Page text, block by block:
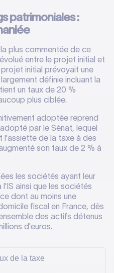
patrimoniales :
plus commentée de ce
entre le projet initial et
initial prévoyait une
définie incluant la
un taux de 20 %
plus ciblée.
adoptée reprend
par le Sénat, lequel
l'assiette de la taxe à des
son taux de 2 % à
les sociétés ayant leur
ainsi que les sociétés
dont au moins une
fiscal en France, dès
des actifs détenus
d'euros.
de la taxe